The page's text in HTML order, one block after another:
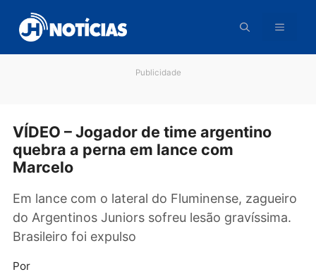
para
conteúdo
VÍDEO – Jogador de time argentino
quebra a perna em lance com
Em lance com o lateral do Fluminense,
do Argentinos Juniors sofreu lesão
Brasileiro foi expulso